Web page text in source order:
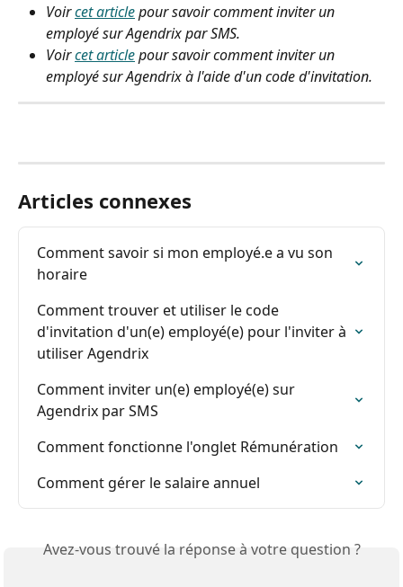
Voir cet article pour savoir comment inviter un
employé sur Agendrix par SMS.
Voir cet article pour savoir comment inviter un
employé sur Agendrix à l'aide d'un code d'invitation.
Articles connexes
Comment savoir si mon employé.e a vu son
horaire
Comment trouver et utiliser le code
d'invitation d'un(e) employé(e) pour l'inviter à
utiliser Agendrix
Comment inviter un(e) employé(e) sur
Agendrix par SMS
Comment fonctionne l'onglet Rémunération
Comment gérer le salaire annuel
Avez-vous trouvé la réponse à votre question ?